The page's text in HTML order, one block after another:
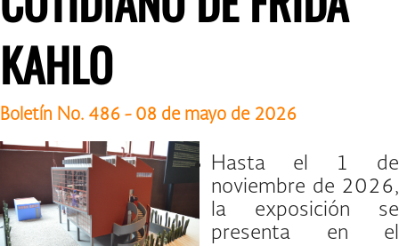
KAHLO
Boletín No. 486 - 08 de mayo de 2026
Hasta el 1 de
noviembre de 2026,
la exposición se
presenta en el